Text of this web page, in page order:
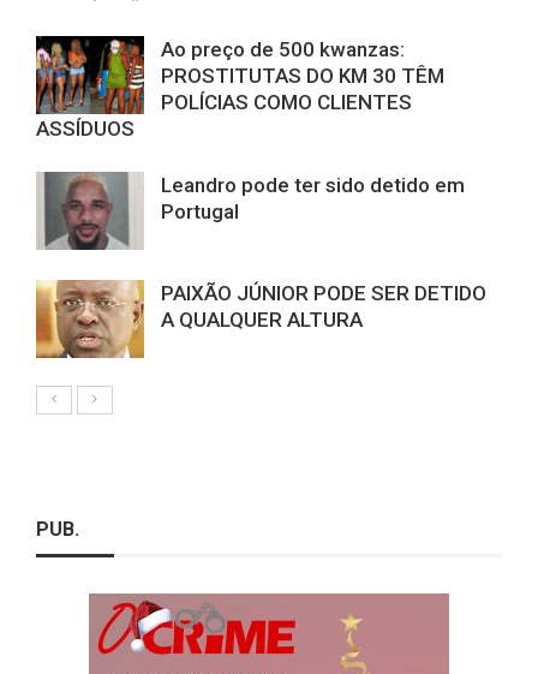
Ao preço de 500 kwanzas:
PROSTITUTAS DO KM 30 TÊM
POLÍCIAS COMO CLIENTES
ASSÍDUOS
Leandro pode ter sido detido em
Portugal
PAIXÃO JÚNIOR PODE SER DETIDO
A QUALQUER ALTURA
PUB.